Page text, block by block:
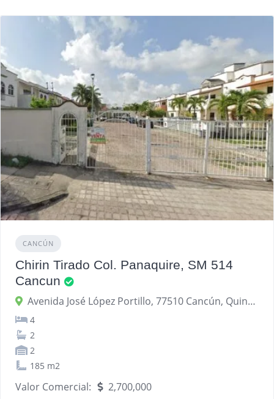
CANCÚN
Chirin Tirado Col. Panaquire, SM 514
Cancun
Avenida José López Portillo, 77510 Cancún, Quintana Roo, México
4
2
2
185 m2
Valor Comercial: 2,700,000